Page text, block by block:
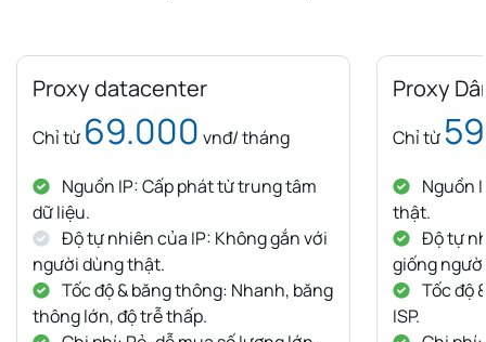
Proxy datacenter
Chỉ từ 69.000 vnđ/ tháng
Nguồn IP: Cấp phát từ trung tâm
dữ liệu.
Độ tự nhiên của IP: Không gắn với
người dùng thật.
Tốc độ & băng thông: Nhanh, băng
thông lớn, độ trễ thấp.
Proxy
Chỉ từ
Nguồn
thật.
Độ tự
giống
Tốc độ
ISP.